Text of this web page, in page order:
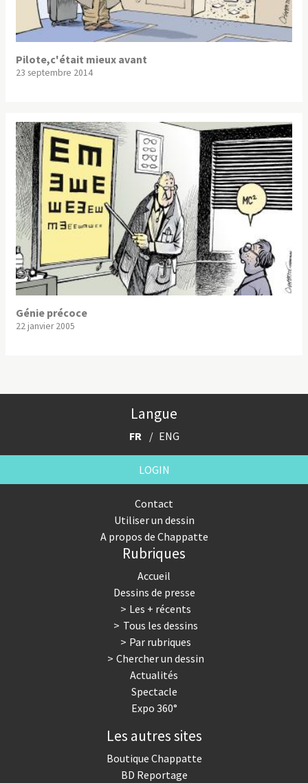
Pilote,c'était mieux avant
23 septembre 2014
Génie précoce
22 janvier 2005
Langue
FR ENG
LOGIN
Contact
Utiliser un dessin
A propos de Chappatte
Rubriques
Accueil
Dessins de presse
Les + récents
Tous les dessins
Par rubriques
Chercher un dessin
Actualités
Spectacle
Expo 360°
Les autres sites
Boutique Chappatte
BD Reportage